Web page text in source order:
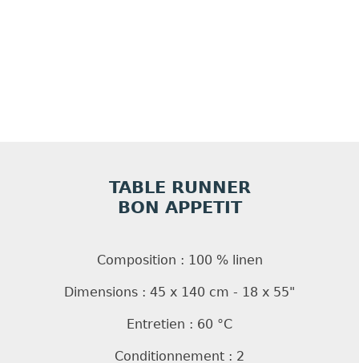
TABLE RUNNER
BON APPETIT
Composition : 100 % linen
Dimensions : 45 x 140 cm - 18 x 55"
Entretien : 60 °C
Conditionnement : 2